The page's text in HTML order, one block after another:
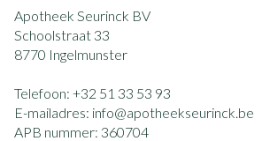
Apotheek Seurinck BV
Schoolstraat 33
8770 Ingelmunster
Telefoon: +32 51 33 53 93
E-mailadres: info@apotheekseurinck.be
APB nummer: 360704